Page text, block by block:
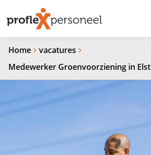
Home
vacatures
Medewerker Groenvoorziening in Elst